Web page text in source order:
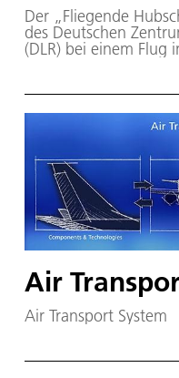
Der „Fliegende
des Deutschen
(DLR) bei einem Flug
Air
Air Transport System